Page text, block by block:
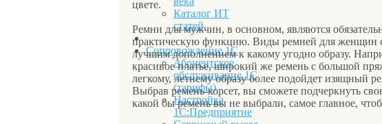
Каталог ИТ
статей
Сопровождение 1С
Абонентское
обслуживание 1С
(тарифы)
Настройка
1С:Предприятие
цвете.
Ремни для мужчин, в основном, являются
практическую функцию. Виды ремней для женщин
лучшим дополнением к какому угодно образу.
красивое платье, широкий же ремень с большой
легкому, летнему образу более подойдет изящный
Выбрав ремень-корсет, вы сможете подчеркнуть
какой бы ремень вы не выбрали, самое главное,